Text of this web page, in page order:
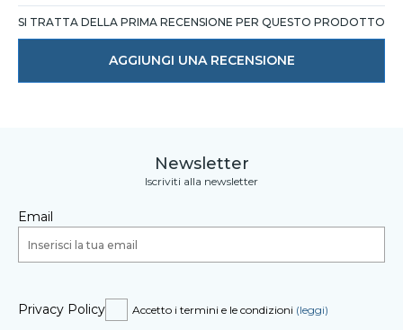
SI TRATTA DELLA PRIMA RECENSIONE PER QUESTO PRODOTTO
AGGIUNGI UNA RECENSIONE
Newsletter
Iscriviti alla newsletter
Email
Privacy Policy Accetto i termini e le condizioni (leggi)